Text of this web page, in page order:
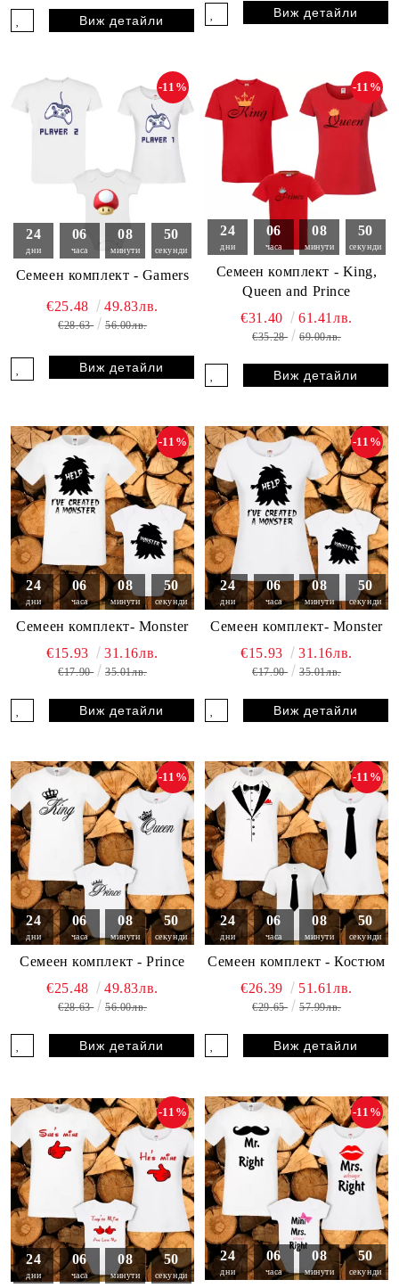
Виж детайли
Виж детайли
24
дни
06
часа
08
минути
49
секунди
Семеен комплект - Gamers
-11%
€25.48 49.83лв.
€28.63 56.00лв.
Виж детайли
24
дни
06
часа
08
минути
49
секунди
Семеен комплект - King,
Queen and Prince
-11%
€31.40 61.41лв.
€35.28 69.00лв.
Виж детайли
24
дни
06
часа
08
минути
49
секунди
Семеен комплект- Monster
-11%
€15.93 31.16лв.
€17.90 35.01лв.
Виж детайли
24
дни
06
часа
08
минути
49
секунди
Семеен комплект- Monster
-11%
€15.93 31.16лв.
€17.90 35.01лв.
Виж детайли
24
дни
06
часа
08
минути
49
секунди
Семеен комплект - Prince
-11%
€25.48 49.83лв.
€28.63 56.00лв.
Виж детайли
24
дни
06
часа
08
минути
49
секунди
Семеен комплект - Костюм
-11%
€26.39 51.61лв.
€29.65 57.99лв.
Виж детайли
24
дни
06
часа
08
минути
49
секунди
-11%
24
дни
06
часа
08
минути
49
секунди
-11%